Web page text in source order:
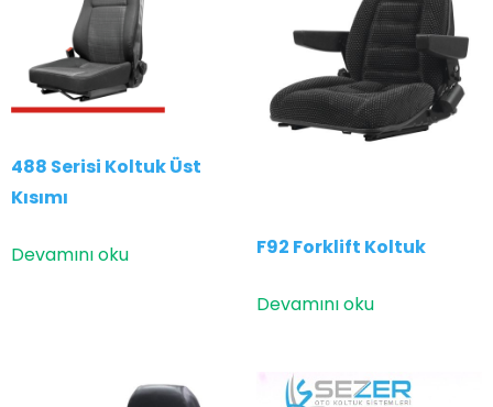
488 Serisi Koltuk Üst
Kısımı
Devamını oku F92 Forklift Koltuk
Devamını oku